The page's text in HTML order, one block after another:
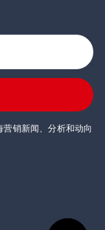
销新闻、分析和动向